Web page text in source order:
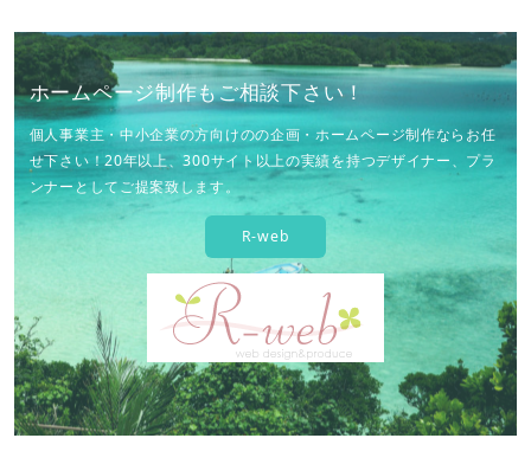
ホームページ制作もご相談下さい！
個人事業主・中小企業の方向けのの企画・ホームページ制作ならお任
せ下さい！20年以上、300サイト以上の実績を持つデザイナー、プラ
ンナーとしてご提案致します。
R-web